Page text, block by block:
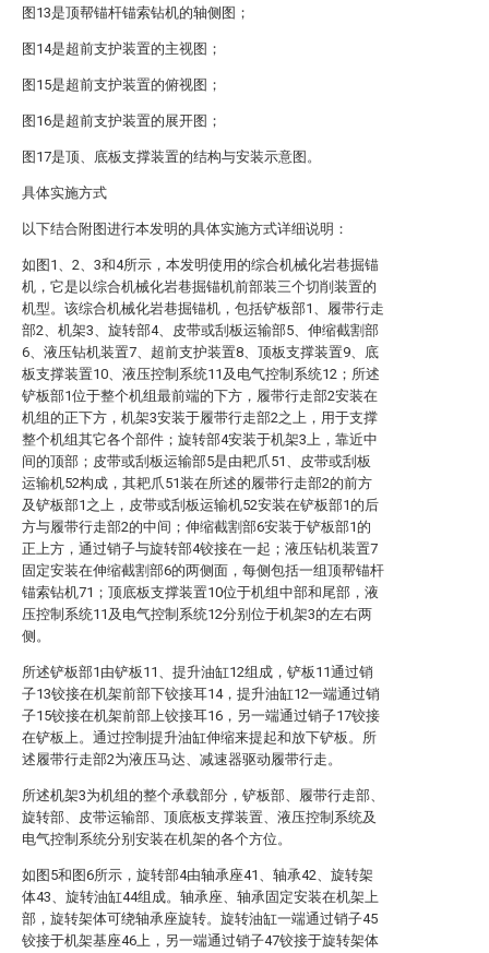
图13是顶帮锚杆锚索钻机的轴侧图；
图14是超前支护装置的主视图；
图15是超前支护装置的俯视图；
图16是超前支护装置的展开图；
图17是顶、底板支撑装置的结构与安装示意图。
具体实施方式
以下结合附图进行本发明的具体实施方式详细说明：
如图1、2、3和4所示，本发明使用的综合机械化岩巷掘锚
机，它是以综合机械化岩巷掘锚机前部装三个切削装置的
机型。该综合机械化岩巷掘锚机，包括铲板部1、履带行走
部2、机架3、旋转部4、皮带或刮板运输部5、伸缩截割部
6、液压钻机装置7、超前支护装置8、顶板支撑装置9、底
板支撑装置10、液压控制系统11及电气控制系统12；所述
铲板部1位于整个机组最前端的下方，履带行走部2安装在
机组的正下方，机架3安装于履带行走部2之上，用于支撑
整个机组其它各个部件；旋转部4安装于机架3上，靠近中
间的顶部；皮带或刮板运输部5是由耙爪51、皮带或刮板
运输机52构成，其耙爪51装在所述的履带行走部2的前方
及铲板部1之上，皮带或刮板运输机52安装在铲板部1的后
方与履带行走部2的中间；伸缩截割部6安装于铲板部1的
正上方，通过销子与旋转部4铰接在一起；液压钻机装置7
固定安装在伸缩截割部6的两侧面，每侧包括一组顶帮锚杆
锚索钻机71；顶底板支撑装置10位于机组中部和尾部，液
压控制系统11及电气控制系统12分别位于机架3的左右两
侧。
所述铲板部1由铲板11、提升油缸12组成，铲板11通过销
子13铰接在机架前部下铰接耳14，提升油缸12一端通过销
子15铰接在机架前部上铰接耳16，另一端通过销子17铰接
在铲板上。通过控制提升油缸伸缩来提起和放下铲板。所
述履带行走部2为液压马达、减速器驱动履带行走。
所述机架3为机组的整个承载部分，铲板部、履带行走部、
旋转部、皮带运输部、顶底板支撑装置、液压控制系统及
电气控制系统分别安装在机架的各个方位。
如图5和图6所示，旋转部4由轴承座41、轴承42、旋转架
体43、旋转油缸44组成。轴承座、轴承固定安装在机架上
部，旋转架体可绕轴承座旋转。旋转油缸一端通过销子45
铰接于机架基座46上，另一端通过销子47铰接于旋转架体